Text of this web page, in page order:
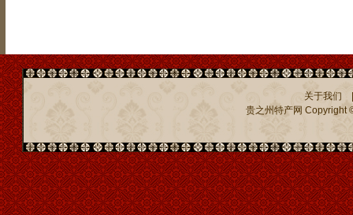
关于我们
贵之州特产网 Copyright